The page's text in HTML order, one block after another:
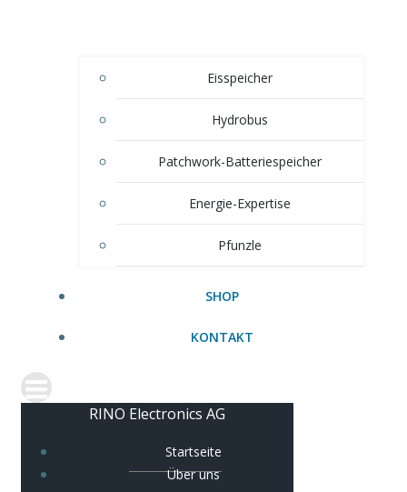
Eisspeicher
Hydrobus
Patchwork-Batteriespeicher
Energie-Expertise
Pfunzle
SHOP
KONTAKT
RINO Electronics AG
Startseite
Über uns